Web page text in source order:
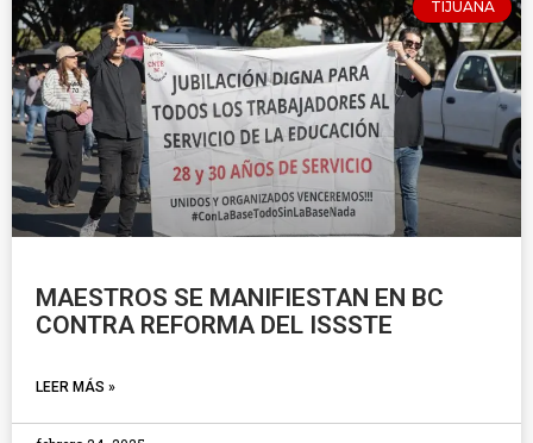
TIJUANA
MAESTROS SE MANIFIESTAN EN BC
CONTRA REFORMA DEL ISSSTE
LEER MÁS »